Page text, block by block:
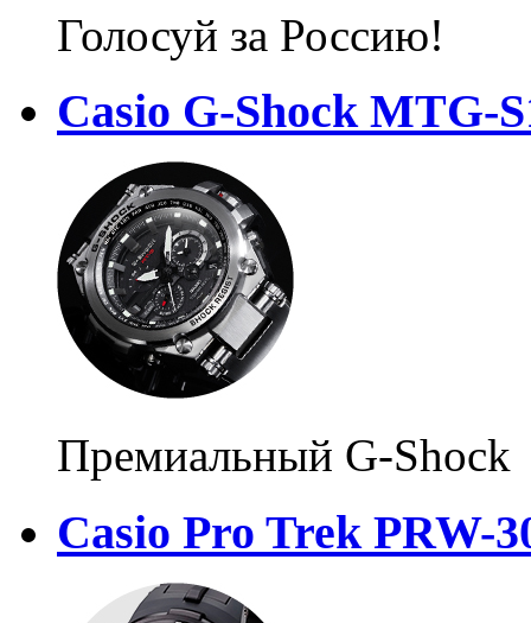
Голосуй за Россию!
Casio G-Shock MTG-
Премиальный G-Shock
Casio Pro Trek PRW-